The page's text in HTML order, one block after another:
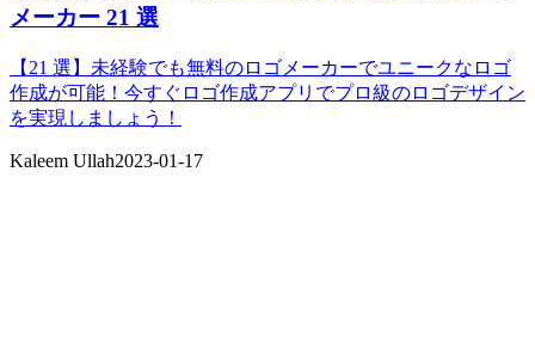
メーカー 21 選
【21 選】未経験でも無料のロゴメーカーでユニークなロゴ
作成が可能！今すぐロゴ作成アプリでプロ級のロゴデザイン
を実現しましょう！
Kaleem Ullah2023-01-17